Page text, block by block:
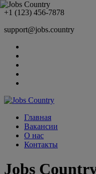
+1 (123) 456-7878
support@jobs.country
Главная
Вакансии
О нас
Контакты
Jobs